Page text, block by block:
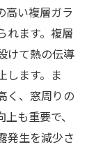
高い複層ガラ
れます。複層
けて熱の伝導
します。ま
く、窓周りの
も重要で、
発生を減少さ